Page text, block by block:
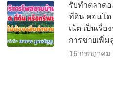
รับทำตลาด
ที่ดิน คอนโด
เน็ต เป็นเรื่อ
การขายเพิ่ม
16 กรกฎาคม